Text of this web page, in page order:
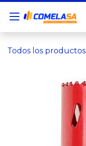
Todos los productos